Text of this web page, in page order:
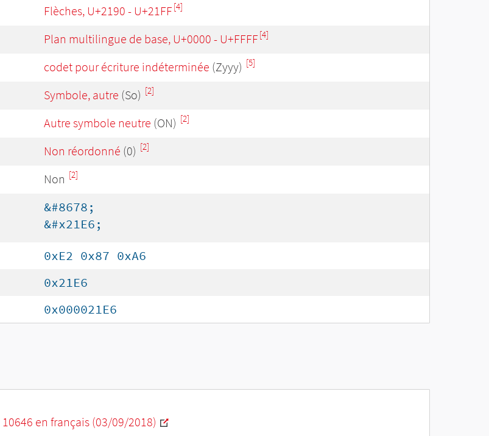
Flèches, U+2190 - U+21FF[4]
Plan multilingue de base, U+0000 - U+FFFF[4]
codet pour écriture indéterminée (Zyyy) [5]
Symbole, autre (So) [2]
Autre symbole neutre (ON) [2]
Non réordonné (0) [2]
Non [2]
&#8678;
&#x21E6;
0xE2 0x87 0xA6
0x21E6
0x000021E6
en français (03/09/2018)